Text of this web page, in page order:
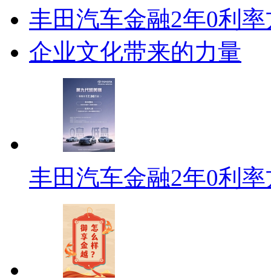
丰田汽车金融2年0利
企业文化带来的力量
丰田汽车金融2年0利